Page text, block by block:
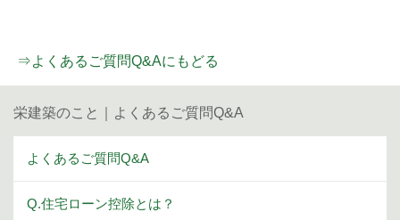
⇒よくあるご質問Q&Aにもどる
栄建築のこと｜よくあるご質問Q&A
よくあるご質問Q&A
Q.住宅ローン控除とは？